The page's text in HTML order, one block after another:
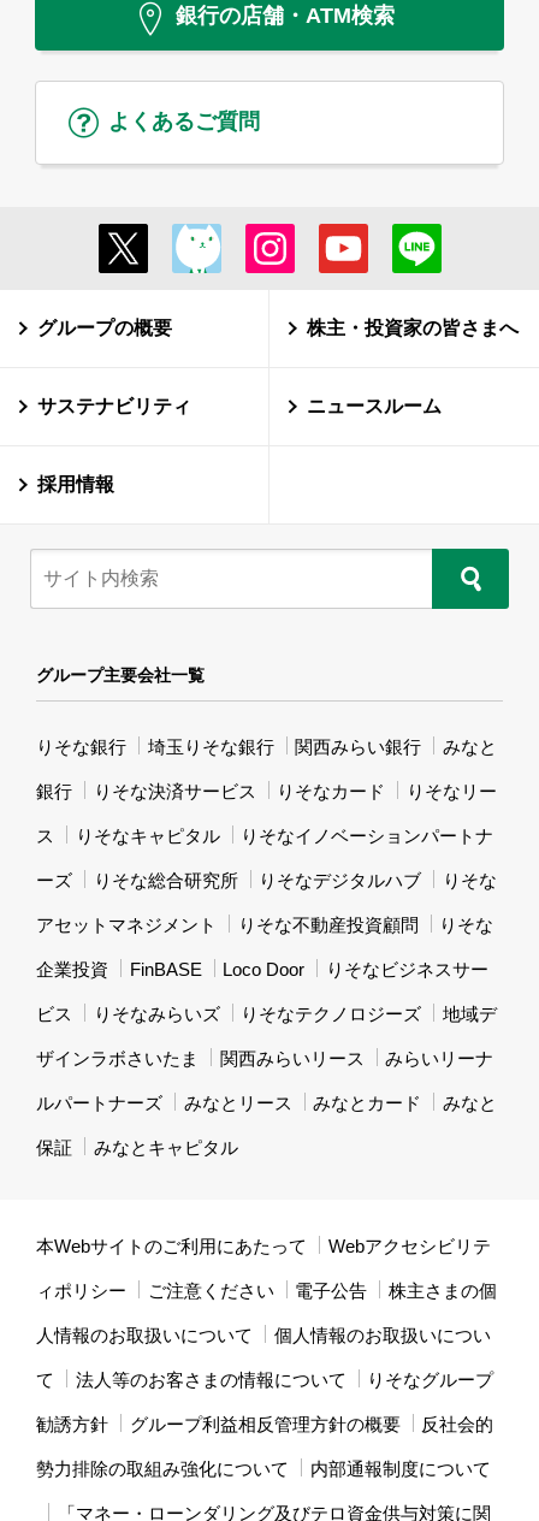
銀行の店舗・ATM検索
よくあるご質問
グループの概要 株主・投資家の皆さまへ
サステナビリティ ニュースルーム
採用情報
グループ主要会社一覧
りそな銀行 埼玉りそな銀行 関西みらい銀行 みなと
銀行 りそな決済サービス りそなカード りそなリー
ス りそなキャピタル りそなイノベーションパートナ
ーズ りそな総合研究所 りそなデジタルハブ りそな
アセットマネジメント りそな不動産投資顧問 りそな
企業投資 FinBASE Loco Door りそなビジネスサー
ビス りそなみらいズ りそなテクノロジーズ 地域デ
ザインラボさいたま 関西みらいリース みらいリーナ
ルパートナーズ みなとリース みなとカード みなと
保証 みなとキャピタル
本Webサイトのご利用にあたって Webアクセシビリテ
ィポリシー ご注意ください 電子公告 株主さまの個
人情報のお取扱いについて 個人情報のお取扱いについ
て 法人等のお客さまの情報について りそなグループ
勧誘方針 グループ利益相反管理方針の概要 反社会的
勢力排除の取組み強化について 内部通報制度について
「マネー・ローンダリング及びテロ資金供与対策に関